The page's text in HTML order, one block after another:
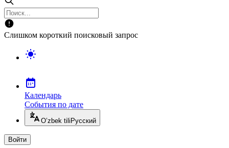
Слишком короткий поисковый запрос
Календарь
События по дате
O’zbek tili Русский
Войти